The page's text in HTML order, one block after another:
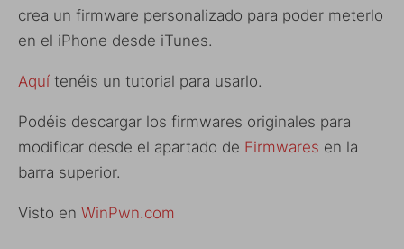
crea un firmware personalizado para poder meterlo
en el iPhone desde iTunes.
Aquí tenéis un tutorial para usarlo.
Podéis descargar los firmwares originales para
modificar desde el apartado de Firmwares en la
barra superior.
Visto en WinPwn.com